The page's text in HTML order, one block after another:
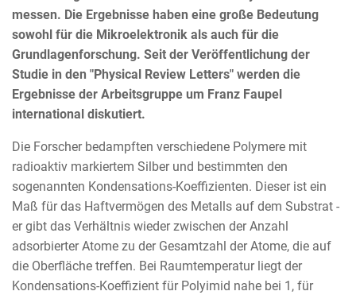
messen. Die Ergebnisse haben eine große Bedeutung
sowohl für die Mikroelektronik als auch für die
Grundlagenforschung. Seit der Veröffentlichung der
Studie in den "Physical Review Letters" werden die
Ergebnisse der Arbeitsgruppe um Franz Faupel
international diskutiert.
Die Forscher bedampften verschiedene Polymere mit
radioaktiv markiertem Silber und bestimmten den
sogenannten Kondensations-Koeffizienten. Dieser ist ein
Maß für das Haftvermögen des Metalls auf dem Substrat -
er gibt das Verhältnis wieder zwischen der Anzahl
adsorbierter Atome zu der Gesamtzahl der Atome, die auf
die Oberfläche treffen. Bei Raumtemperatur liegt der
Kondensations-Koeffizient für Polyimid nahe bei 1, für